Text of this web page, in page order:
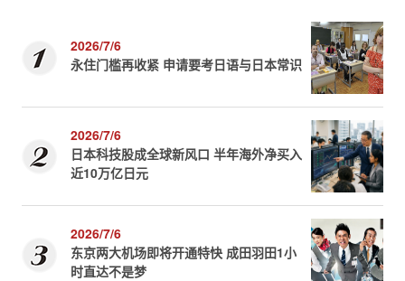
2026/7/6
永住门槛再收紧 申请要考日语与日本常识
2026/7/6
日本科技股成全球新风口 半年海外净买入
近10万亿日元
2026/7/6
东京两大机场即将开通特快 成田羽田1小
时直达不是梦